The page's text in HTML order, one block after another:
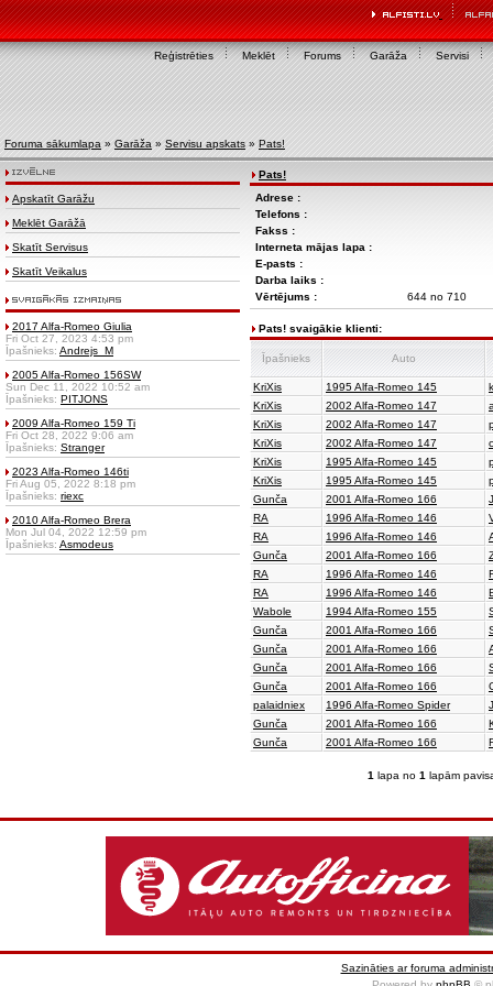
Reģistrēties Meklēt Forums Garāža Servisi
Foruma sākumlapa » Garāža » Servisu apskats » Pats!
Apskatīt Garāžu
Meklēt Garāžā
Skatīt Servisus
Skatīt Veikalus
2017 Alfa-Romeo Giulia
Fri Oct 27, 2023 4:53 pm
Īpašnieks: Andrejs_M
2005 Alfa-Romeo 156SW
Sun Dec 11, 2022 10:52 am
Īpašnieks: PITJONS
2009 Alfa-Romeo 159 Ti
Fri Oct 28, 2022 9:06 am
Īpašnieks: Stranger
2023 Alfa-Romeo 146ti
Fri Aug 05, 2022 8:18 pm
Īpašnieks: riexc
2010 Alfa-Romeo Brera
Mon Jul 04, 2022 12:59 pm
Īpašnieks: Asmodeus
Pats!
Adrese :
Telefons :
Fakss :
Interneta mājas lapa :
E-pasts :
Darba laiks :
Vērtējums :
644 no 710
Pats! svaigākie klienti:
Īpašnieks Auto
KriXis 1995 Alfa-Romeo 145
KriXis
2002 Alfa-Romeo 147
KriXis
2002 Alfa-Romeo 147
KriXis
2002 Alfa-Romeo 147
KriXis
1995 Alfa-Romeo 145
KriXis
1995 Alfa-Romeo 145
Gunča
2001 Alfa-Romeo 166
RA
1996 Alfa-Romeo 146
RA
1996 Alfa-Romeo 146
Gunča
2001 Alfa-Romeo 166
RA
1996 Alfa-Romeo 146
RA
1996 Alfa-Romeo 146
Wabole
1994 Alfa-Romeo 155
Gunča
2001 Alfa-Romeo 166
Gunča
2001 Alfa-Romeo 166
Gunča
2001 Alfa-Romeo 166
Gunča
2001 Alfa-Romeo 166
palaidniex
1996 Alfa-Romeo Spider
Gunča
2001 Alfa-Romeo 166
Gunča
2001 Alfa-Romeo 166
1 lapa no 1 lapām
Sazināties ar foruma